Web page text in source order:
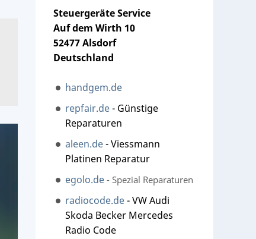
MANBosch 0281020067 MAN
Teilenummer 0 281 020 067 0281020067
sporadisch in Notlauf Steuergerät hat
geht im warmen Zustand aus und springt
Sporadischer oder dauerhafter Totalausfall
Drehstromreduzierung
Steuergeräte Service
Auf dem Wirth 10
52477 Alsdorf
Deutschland
handgem.de
repfair.de- Günstige
Reparaturen
aleen.de- Viessmann
Platinen Reparatur
egolo.de - Spezial Reparaturen
radiocode.de- VW Audi
Skoda Becker Mercedes
Radio Code